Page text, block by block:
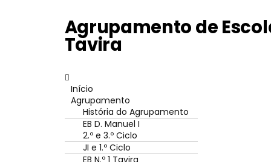
Agrupamento de
Tavira
Início
Agrupamento
História do Agrupamento
EB D. Manuel I
2.º e 3.º Ciclo
JI e 1.º Ciclo
EB N.º 1 Tavira